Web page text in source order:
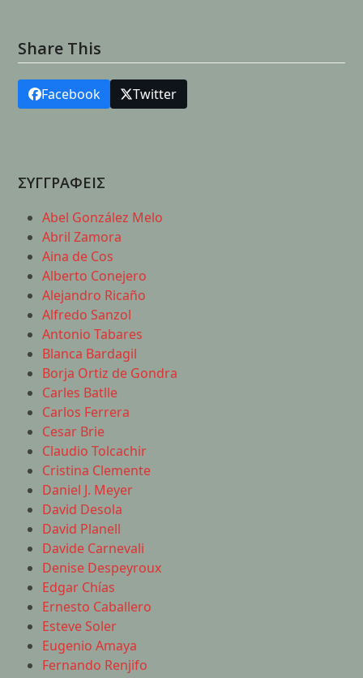
Share This
Facebook Twitter
ΣΥΓΓΡΑΦΕΙΣ
Abel González Melo
Abril Zamora
Aina de Cos
Alberto Conejero
Alejandro Ricaño
Alfredo Sanzol
Antonio Tabares
Blanca Bardagil
Borja Ortiz de Gondra
Carles Batlle
Carlos Ferrera
Cesar Brie
Claudio Tolcachir
Cristina Clemente
Daniel J. Meyer
David Desola
David Planell
Davide Carnevali
Denise Despeyroux
Edgar Chías
Ernesto Caballero
Esteve Soler
Eugenio Amaya
Fernando Renjifo